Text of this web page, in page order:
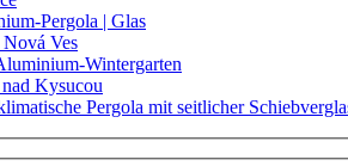
Pergola | Glas
Wintergarten
Pergola mit seitlicher